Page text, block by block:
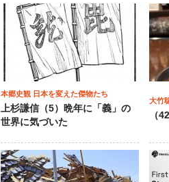
本郷史観 日本を変えた傑物たち
上杉謙信（5）晩年に「義」の
世界に気づいた
大竹
（